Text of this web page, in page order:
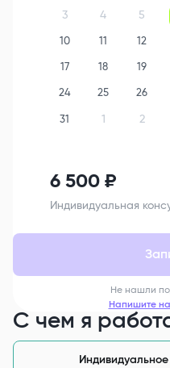
3 4 5
10 12
17 18 19
24 25 26
31 1 2
6 500 ₽
Индивидуальная
Не нашли
Напишите
С чем я